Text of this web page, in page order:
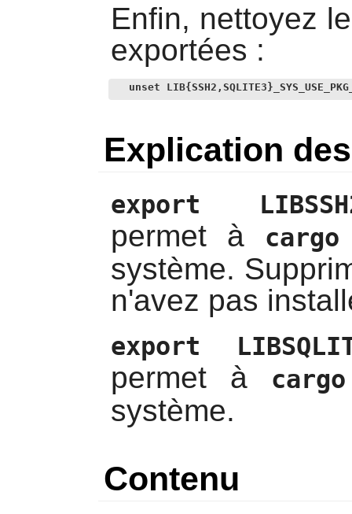
Enfin, nettoyez
exportées :
unset
Explication
export
permet à cargo
système.
n'avez pas
export
permet à cargo
système.
Contenu